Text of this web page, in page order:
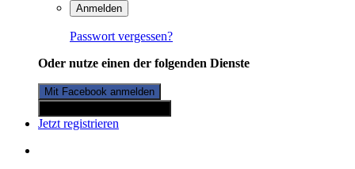
Anmelden
Passwort vergessen?
Oder nutze einen der folgenden Dienste
Mit Facebook anmelden
Jetzt registrieren